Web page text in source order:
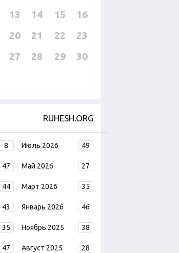
13 14 15
16
20 21 22
23
27 28 29
30
RUHESH.ORG
8 Июль 2026 49
47 Май 2026 27
44 Март 2026 35
43 Январь 2026 46
35 Ноябрь 2025 38
47 Август 2025 28